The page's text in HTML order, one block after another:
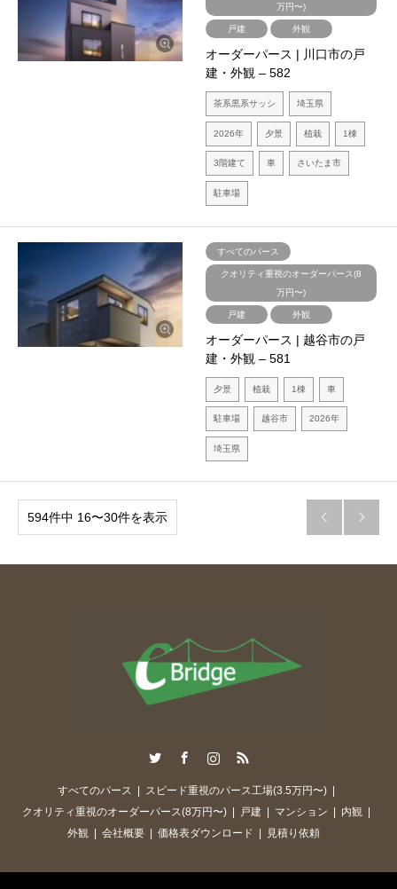
万円〜)
戸建 外観
オーダーパース | 川口市の戸
建・外観 – 582
茶系黒系サッシ 埼玉県
2026年 夕景 植栽 1棟
3階建て 車 さいたま市
駐車場
すべてのパース
クオリティ重視のオーダーパース(8
万円〜)
戸建 外観
オーダーパース | 越谷市の戸
建・外観 – 581
夕景 植栽 1棟 車
駐車場 越谷市 2026年
埼玉県
594件中 16〜30件を表示  
RSS
すべてのパース
スピード重視のパース工場(3.5万円〜)
クオリティ重視のオーダーパース(8万円〜)
戸建 マンション
内観
外観
会社概要 価格表ダウンロード 見積り依頼